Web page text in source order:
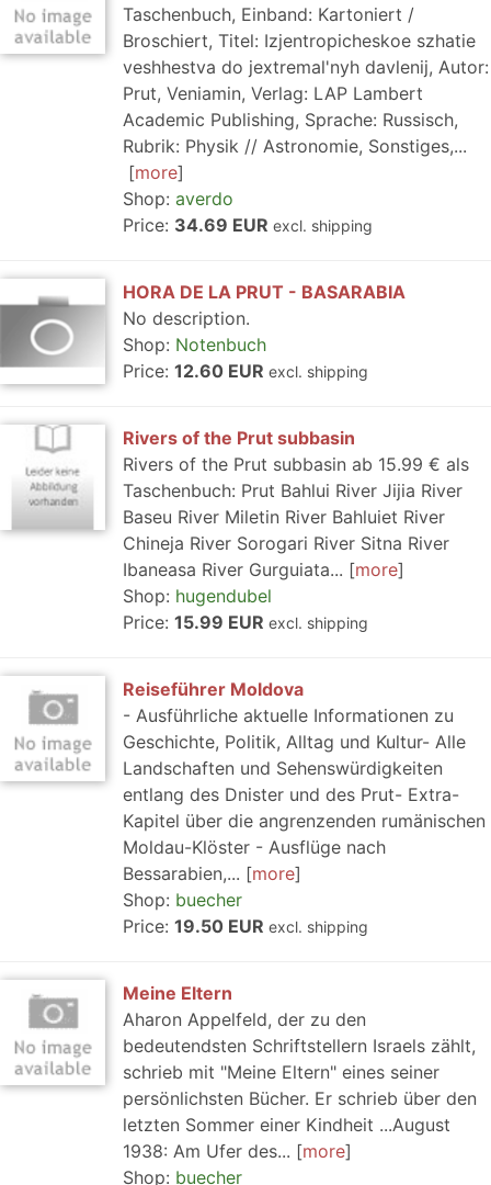
Taschenbuch, Einband: Kartoniert /
Broschiert, Titel: Izjentropicheskoe szhatie
veshhestva do jextremal'nyh davlenij, Autor:
Prut, Veniamin, Verlag: LAP Lambert
Academic Publishing, Sprache: Russisch,
Rubrik: Physik // Astronomie, Sonstiges,...
more
Shop: averdo
Price: 34.69 EUR excl. shipping
HORA DE LA PRUT - BASARABIA
No description.
Shop: Notenbuch
Price: 12.60 EUR excl. shipping
Rivers of the Prut subbasin
Rivers of the Prut subbasin ab 15.99 € als
Taschenbuch: Prut Bahlui River Jijia River
Baseu River Miletin River Bahluiet River
Chineja River Sorogari River Sitna River
Ibaneasa River Gurguiata...
more
Shop: hugendubel
Price: 15.99 EUR excl. shipping
Reiseführer Moldova
- Ausführliche aktuelle Informationen zu
Geschichte, Politik, Alltag und Kultur- Alle
Landschaften und Sehenswürdigkeiten
entlang des Dnister und des Prut- Extra-
Kapitel über die angrenzenden rumänischen
Moldau-Klöster - Ausflüge nach
Bessarabien,...
more
Shop: buecher
Price: 19.50 EUR excl. shipping
Meine Eltern
Aharon Appelfeld, der zu den
bedeutendsten Schriftstellern Israels zählt,
schrieb mit "Meine Eltern" eines seiner
persönlichsten Bücher. Er schrieb über den
letzten Sommer einer Kindheit ...August
1938: Am Ufer des...
more
Shop: buecher